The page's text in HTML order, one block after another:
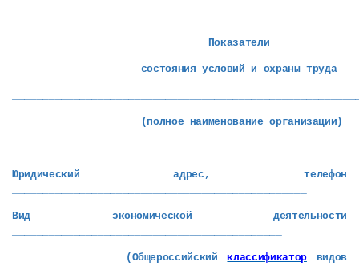
Показатели
состояния условий и охраны труда
(полное наименование организации)
Юридический адрес, телефон
Вид экономической деятельности
(Общероссийскийклассификаторвидов